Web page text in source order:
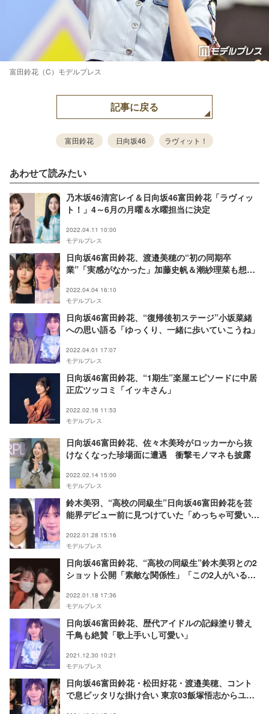
富田鈴花（C）モデルプレス
記事に戻る
富田鈴花 日向坂46 ラヴィット！
あわせて読みたい
乃木坂46清宮レイ＆日向坂46富田鈴花「ラヴィッ
ト！」4～6月の月曜＆水曜担当に決定
2022.04.11 10:00
モデルプレス
日向坂46富田鈴花、渡邉美穂の“初の同期卒
業”「実感がなかった」加藤史帆＆潮紗理菜も想い
2022.04.04 16:10
モデルプレス
日向坂46富田鈴花、“復帰後初ステージ”小坂菜緒
への思い語る「ゆっくり、一緒に歩いていこうね」
2022.04.01 17:07
モデルプレス
日向坂46富田鈴花、“1期生”楽屋エピソードに中居
正広ツッコミ「イッキさん」
2022.02.16 11:53
モデルプレス
日向坂46富田鈴花、佐々木美玲がロッカーから抜
けなくなった珍場面に遭遇 衝撃モノマネも披露
2022.02.14 15:00
モデルプレス
鈴木美羽、“高校の同級生”日向坂46富田鈴花を芸
能界デビュー前に見つけていた「めっちゃ可愛い子
2022.01.28 15:16
モデルプレス
日向坂46富田鈴花、“高校の同級生”鈴木美羽との2
ショット公開「素敵な関係性」「この2人がいる学
2022.01.18 17:36
モデルプレス
日向坂46富田鈴花、歴代アイドルの記録塗り替え
千鳥も絶賛「歌上手いし可愛い」
2021.12.30 10:21
モデルプレス
日向坂46富田鈴花・松田好花・渡邉美穂、コント
で息ピッタリな掛け合い 東京03飯塚悟志からユニ